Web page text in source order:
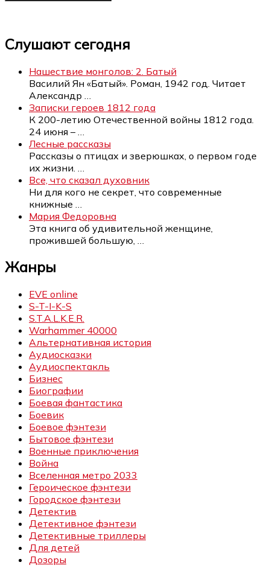
Слушают сегодня
Нашествие монголов: 2. Батый
Василий Ян «Батый». Роман, 1942 год. Читает
Александр
Записки героев 1812 года
К 200-летию Отечественной войны 1812 года.
24 июня –
Лесные рассказы
Рассказы о птицах и зверюшках, о первом годе
их жизни.
Все, что сказал духовник
Ни для кого не секрет, что современные
книжные
Мария Федоровна
Эта книга об удивительной женщине,
прожившей большую,
Жанры
EVE online
S-T-I-K-S
S.T.A.L.K.E.R.
Warhammer 40000
Альтернативная история
Аудиосказки
Аудиоспектакль
Бизнес
Биографии
Боевая фантастика
Боевик
Боевое фэнтези
Бытовое фэнтези
Военные приключения
Война
Вселенная метро 2033
Героическое фэнтези
Городское фэнтези
Детектив
Детективное фэнтези
Детективные триллеры
Для детей
Дозоры